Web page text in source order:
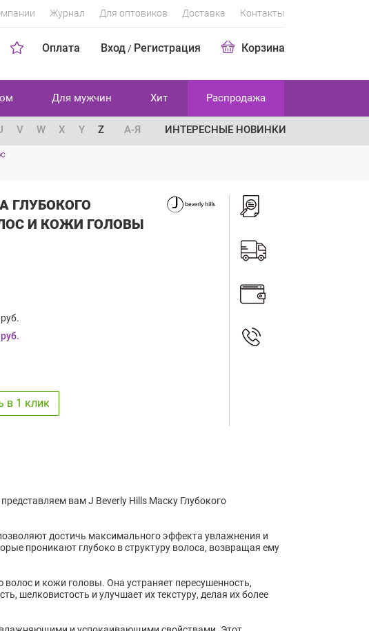
Журнал Для оптовиков Доставка Контакты
Оплата Вход / Регистрация Корзина
Для мужчин Хит Распродажа
V W X Y Z А-Я ИНТЕРЕСНЫЕ НОВИНКИ
ГЛУБОКОГО
И КОЖИ ГОЛОВЫ
в 1 клик
вам J Beverly Hills Маску Глубокого
достичь максимального эффекта увлажнения и
проникают глубоко в структуру волоса, возвращая ему
и кожи головы. Она устраняет пересушенность,
шелковистость и улучшает их текстуру, делая их более